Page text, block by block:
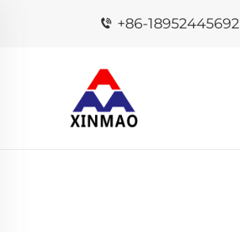
+86-18952445692